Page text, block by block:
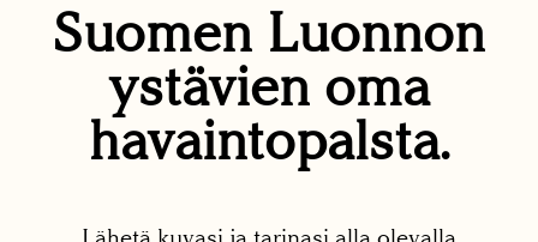
Suomen Luonnon
ystävien oma
havaintopalsta.